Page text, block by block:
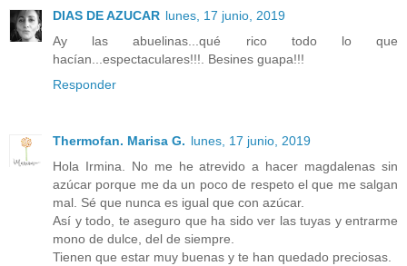
DIAS DE AZUCAR lunes, 17 junio, 2019
Ay las abuelinas...qué rico todo lo que
hacían...espectaculares!!!. Besines guapa!!!
Responder
Thermofan. Marisa G. lunes, 17 junio, 2019
Hola Irmina. No me he atrevido a hacer magdalenas sin
azúcar porque me da un poco de respeto el que me salgan
mal. Sé que nunca es igual que con azúcar.
Así y todo, te aseguro que ha sido ver las tuyas y entrarme
mono de dulce, del de siempre.
Tienen que estar muy buenas y te han quedado preciosas.